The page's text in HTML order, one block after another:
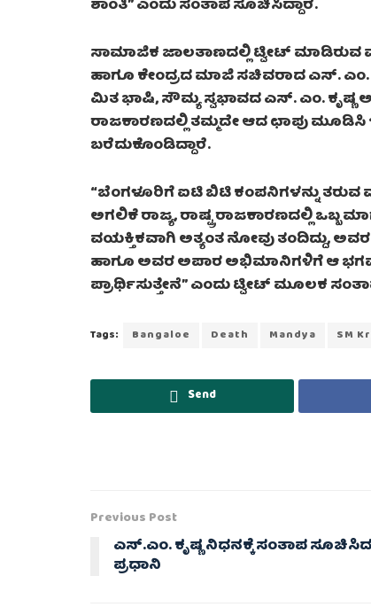
ಶಾಂತಿ” ಎಂದು ಸಂತಾಪ ಸೂಚಿಸಿದ್ದಾರೆ.
ಸಾಮಾಜಿಕ ಜಾಲತಾಣದಲ್ಲಿ ಟ್ವೀಟ್
ಹಾಗೂ ಕೇಂದ್ರದ ಮಾಜಿ ಸಚಿವರಾದ ಎಸ್. ಎಂ.
ಮಿತ ಭಾಷಿ, ಸೌಮ್ಯ ಸ್ವಭಾವದ ಎಸ್. ಎಂ. ಕೃಷ್ಣ
ರಾಜಕಾರಣದಲ್ಲಿ ತಮ್ಮದೇ ಆದ ಛಾಪು
ಬರೆದುಕೊಂಡಿದ್ದಾರೆ.
“ಬೆಂಗಳೂರಿಗೆ ಐಟಿ ಬಿಟಿ ಕಂಪನಿಗಳನ್ನು ತರುವ
ಅಗಲಿಕೆ ರಾಜ್ಯ, ರಾಷ್ಟ್ರ ರಾಜಕಾರಣದಲ್ಲಿ
ವಯಕ್ತಿಕವಾಗಿ ಅತ್ಯಂತ ನೋವು ತಂದಿದ್ದು,
ಹಾಗೂ ಅವರ ಅಪಾರ ಅಭಿಮಾನಿಗಳಿಗೆ ಆ
ಪ್ರಾರ್ಥಿಸುತ್ತೇನೆ” ಎಂದು ಟ್ವೀಟ್ ಮೂಲಕ
Tags: Bangaloe Death Mandya SM
Send
Previous Post
ಎಸ್.ಎಂ. ಕೃಷ್ಣ ನಿಧನಕ್ಕೆ ಸಂತಾಪ ಸೂಚಿಸಿದ
ಪ್ರಧಾನಿ